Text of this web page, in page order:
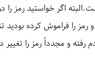
اگر خواستید رمز را
رمز را فراموش کرده بودید
رفته و مجدداً رمز را تغییر